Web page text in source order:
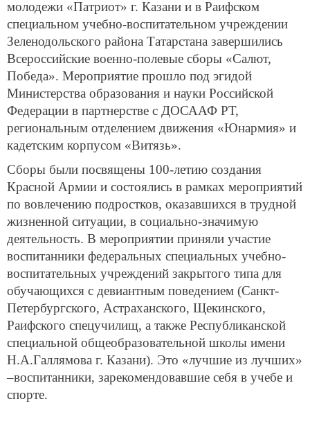
молодежи «Патриот» г. Казани и в Раифском
специальном учебно-воспитательном учреждении
Зеленодольского района Татарстана завершились
Всероссийские военно-полевые сборы «Салют,
Победа». Мероприятие прошло под эгидой
Министерства образования и науки Российской
Федерации в партнерстве с ДОСААФ РТ,
региональным отделением движения «Юнармия» и
кадетским корпусом «Витязь».
Сборы были посвящены 100-летию создания
Красной Армии и состоялись в рамках мероприятий
по вовлечению подростков, оказавшихся в трудной
жизненной ситуации, в социально-значимую
деятельность. В мероприятии приняли участие
воспитанники федеральных специальных учебно-
воспитательных учреждений закрытого типа для
обучающихся с девиантным поведением (Санкт-
Петербургского, Астраханского, Щекинского,
Раифского спецучилищ, а также Республиканской
специальной общеобразовательной школы имени
Н.А.Галлямова г. Казани). Это «лучшие из лучших»
–воспитанники, зарекомендовавшие себя в учебе и
спорте.